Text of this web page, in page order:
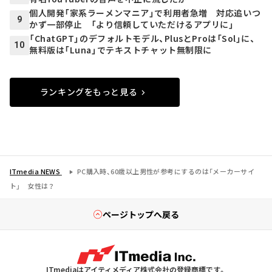
9
個人開発「家系ラーメンマニア」で利用者急増 対応追いつ
かず一部停止 「より信頼していただけるアプリに」
10
「ChatGPT」のデフォルトモデル、PlusとProは「Sol」に、
無料版は「Luna」でテキストチャット無制限に
ランキングをもっと見る
ITmedia NEWS
PC購入時、60歳以上男性が参考にするのは「メーカーサイ
ト」 女性は？
ページトップへ戻る
ITmediaはアイティメディア株式会社の登録商標です。